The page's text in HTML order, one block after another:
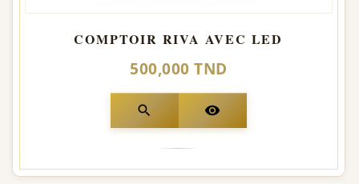
COMPTOIR RIVA AVEC LED
500,000 TND
search visibility